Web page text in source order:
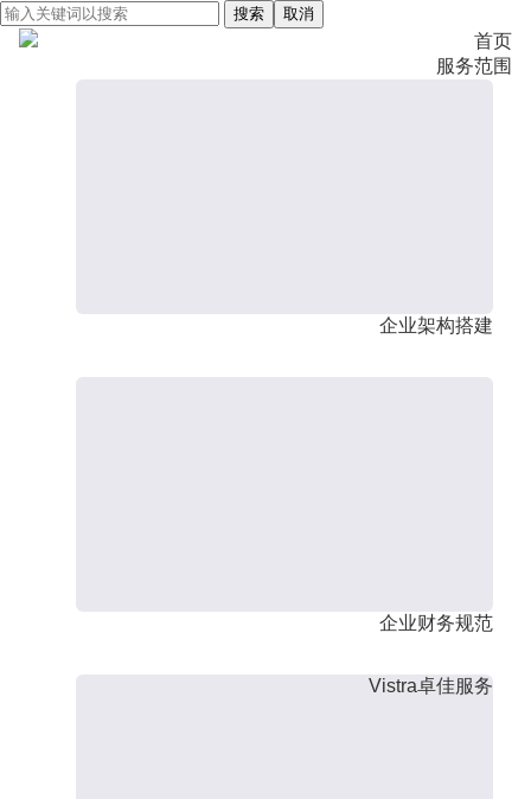
搜索 取消
首页
服务范围
企业架构搭建
企业财务规范
Vistra卓佳服务